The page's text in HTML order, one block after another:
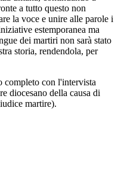
a tutto questo non
la voce e unire alle parole i
estemporanea ma
dei martiri non sarà stato
storia, rendendola, per
completo con l'intervista
diocesano della causa di
martire).